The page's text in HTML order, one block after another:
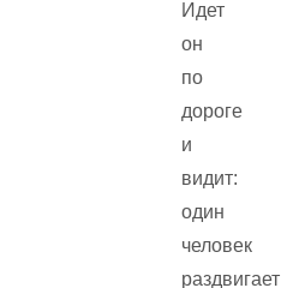
Идет
он
по
дороге
и
видит:
один
человек
раздвигает